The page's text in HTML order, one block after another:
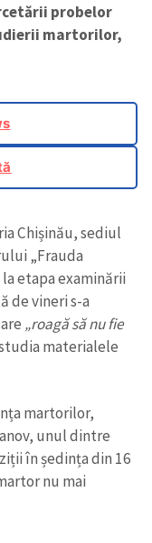
probelor
martorilor,
Chișinău, sediul
„Frauda
etapa examinării
de vineri s-a
„roagă să nu fie
materialele
martorilor,
unul dintre
în ședința din 16
nu mai